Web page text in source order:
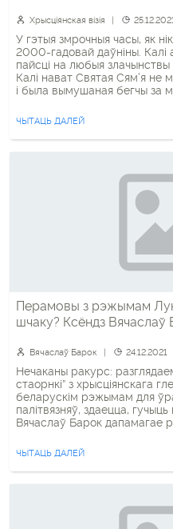
Хрысціянская візія
У гэтыя змрочныя часы, як
2000-гадовай даўніны.
пайсці на любыя
Калі нават Святая Сям’я не
і была вымушаная бегчы за
жадаем усім […]
ЧЫТАЦЬ ДАЛЕЙ
Перамовы з рэжымам
шчаку? Ксёндз
Вячаслаў Барок 24.12.2021
Нечаканы ракурс:
стаорнкі” з хрысціянскага
беларускім рэжымам для
палітвязняў, здаецца,
Вячаслаў Барок дапамагае
ЧЫТАЦЬ ДАЛЕЙ